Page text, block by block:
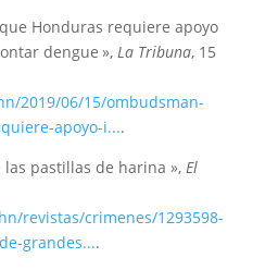
Honduras requiere apoyo
dengue », La Tribuna, 15
2019/06/15/ombudsman-
apoyo-i....
pastillas de harina », El
revistas/crimenes/1293598-
grandes....